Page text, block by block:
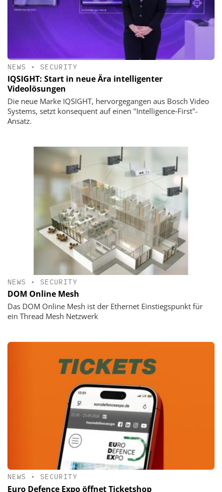
NEWS • SECURITY
IQSIGHT: Start in neue Ära intelligenter
Videolösungen
Die neue Marke IQSIGHT, hervorgegangen aus Bosch Video
Systems, setzt konsequent auf einen "Intelligence‑First"-
Ansatz.
NEWS • SECURITY
DOM Online Mesh
Das DOM Online Mesh ist der Ethernet Einstiegspunkt für
ein Thread Mesh Netzwerk
NEWS • SECURITY
Euro Defence Expo öffnet Ticketshop